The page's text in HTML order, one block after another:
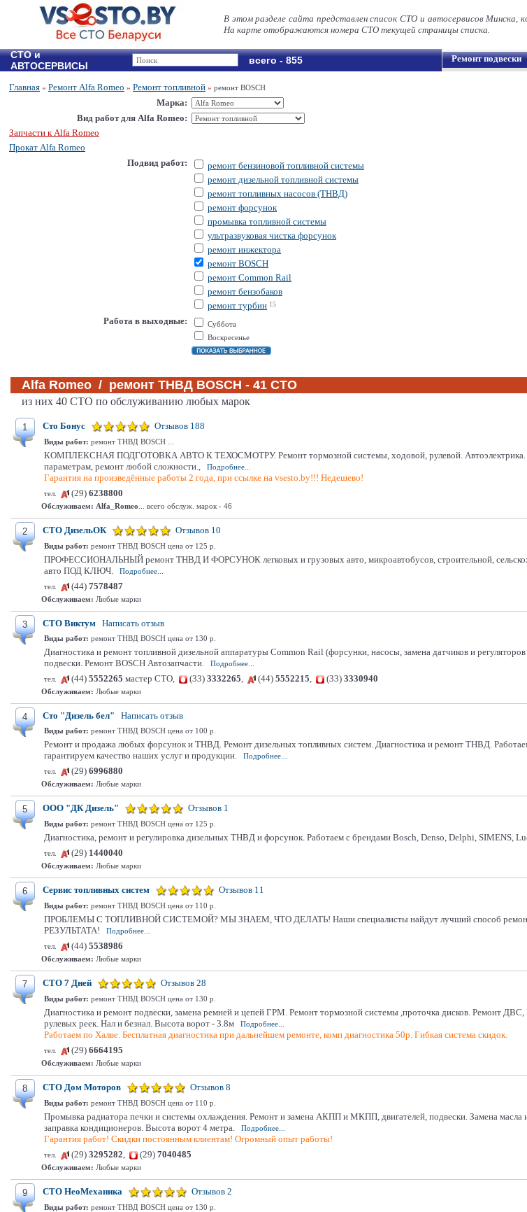
В этом разделе сайта представлен список СТО и автосервисов
На карте отображаются номера СТО текущей страницы списка.
СТО и
АВТОСЕРВИСЫ
всего - 855 Ремонт подвески
Главная » Ремонт Alfa Romeo » Ремонт топливной » ремонт BOSCH
Марка:
Вид работ для Alfa Romeo:
Запчасти к Alfa Romeo
Прокат Alfa Romeo
Подвид работ:
ремонт бензиновой топливной системы
ремонт дизельной топливной системы
ремонт топливных насосов (ТНВД)
ремонт форсунок
промывка топливной системы
ультразвуковая чистка форсунок
ремонт инжектора
ремонт BOSCH
ремонт Common Rail
ремонт бензобаков
ремонт турбин 15
Работа в выходные:
Суббота
Воскресенье
Alfa Romeo / ремонт ТНВД BOSCH - 41 СТО
из них 40 СТО по обслуживанию любых марок
1 Сто Бонус Отзывов 188
Виды работ: ремонт ТНВД BOSCH ...
КОМПЛЕКСНАЯ ПОДГОТОВКА АВТО К ТЕХОСМОТРУ. Ремонт тормозной системы, ходовой, рулевой. Автоэлектрика.
параметрам, ремонт любой сложности.,
Подробнее...
Гарантия на произведённые работы 2 года, при ссылке на vsesto.by!!! Недешево!
тел. (29) 6238800
Обслуживаем: Alfa_Romeo ... всего обслуж. марок - 46
2 СТО ДизельОК Отзывов 10
Виды работ: ремонт ТНВД BOSCH цена от 125 р.
ПРОФЕССИОНАЛЬНЫЙ ремонт ТНВД И ФОРСУНОК легковых и грузовых авто, микроавтобусов, строительной,
авто ПОД КЛЮЧ.
Подробнее...
тел.
(44) 7578487
Обслуживаем: Любые марки
3 СТО Виктум Написать отзыв
Виды работ: ремонт ТНВД BOSCH цена от 130 р.
Диагностика и ремонт топливной дизельной аппаратуры Common Rail (форсунки, насосы, замена датчиков и
подвески. Ремонт BOSCH Автозапчасти.
Подробнее...
тел.
(44) 5552265 мастер СТО, (33) 3332265, (44) 5552215, (33) 3330940
Обслуживаем: Любые марки
4 Сто "Дизель бел" Написать отзыв
Виды работ: ремонт ТНВД BOSCH цена от 100 р.
Ремонт и продажа любых форсунок и ТНВД. Ремонт дизельных топливных систем. Диагностика и ремонт ТНВД.
гарантируем качество наших услуг и продукции.
Подробнее...
тел.
(29) 6996880
Обслуживаем: Любые марки
5 ООО "ДК Дизель" Отзывов 1
Виды работ: ремонт ТНВД BOSCH цена от 125 р.
Диагностика, ремонт и регулировка дизельных ТНВД и форсунок. Работаем с брендами Bosch, Denso, Delphi,
тел.
(29) 1440040
Обслуживаем: Любые марки
6 Сервис топливных систем Отзывов 11
Виды работ: ремонт ТНВД BOSCH цена от 110 р.
ПРОБЛЕМЫ С ТОПЛИВНОЙ СИСТЕМОЙ? МЫ ЗНАЕМ, ЧТО ДЕЛАТЬ! Наши специалисты найдут лучший способ ремонта.
РЕЗУЛЬТАТА!
Подробнее...
тел.
(44) 5538986
Обслуживаем: Любые марки
7 СТО 7 Дней Отзывов 28
Виды работ: ремонт ТНВД BOSCH цена от 130 р.
Диагностика и ремонт подвески, замена ремней и цепей ГРМ. Ремонт тормозной системы ,проточка дисков. Ремонт
рулевых реек. Нал и безнал. Высота ворот - 3.8м
Подробнее...
Работаем по Халве. Бесплатная диагностика при дальнейшем ремонте, комп диагностика 50р. Гибкая система скидок.
тел. (29) 6664195
Обслуживаем: Любые марки
8 СТО Дом Моторов Отзывов 8
Виды работ: ремонт ТНВД BOSCH цена от 110 р.
Промывка радиатора печки и системы охлаждения. Ремонт и замена АКПП и МКПП, двигателей, подвески. Замена масла
заправка кондиционеров. Высота ворот 4 метра.
Подробнее...
Гарантия работ! Скидки постоянным клиентам! Огромный опыт работы!
тел. (29) 3295282, (29) 7040485
Обслуживаем: Любые марки
9 СТО НеоМеханика Отзывов 2
Виды работ: ремонт ТНВД BOSCH цена от 130 р.